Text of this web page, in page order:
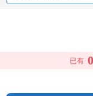
已有 0